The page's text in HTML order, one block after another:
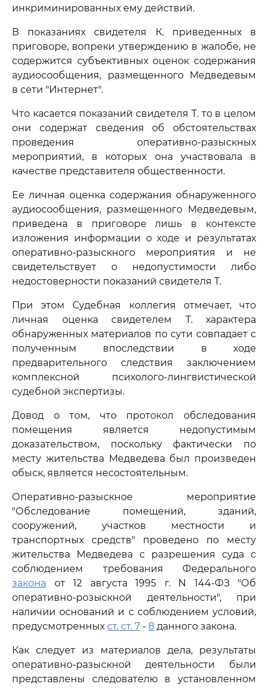
инкриминированных ему действий.
В показаниях свидетеля К. приведенных в
приговоре, вопреки утверждению в жалобе, не
содержится субъективных оценок содержания
аудиосообщения, размещенного Медведевым
в сети "Интернет".
Что касается показаний свидетеля Т. то в целом
они содержат сведения об обстоятельствах
проведения оперативно-разыскных
мероприятий, в которых она участвовала в
качестве представителя общественности.
Ее личная оценка содержания обнаруженного
аудиосообщения, размещенного Медведевым,
приведена в приговоре лишь в контексте
изложения информации о ходе и результатах
оперативно-разыскного мероприятия и не
свидетельствует о недопустимости либо
недостоверности показаний свидетеля Т.
При этом Судебная коллегия отмечает, что
личная оценка свидетелем Т. характера
обнаруженных материалов по сути совпадает с
полученным впоследствии в ходе
предварительного следствия заключением
комплексной психолого-лингвистической
судебной экспертизы.
Довод о том, что протокол обследования
помещения является недопустимым
доказательством, поскольку фактически по
месту жительства Медведева был произведен
обыск, является несостоятельным.
Оперативно-разыскное мероприятие
"Обследование помещений, зданий,
сооружений, участков местности и
транспортных средств" проведено по месту
жительства Медведева с разрешения суда с
соблюдением требования Федерального
закона от 12 августа 1995 г. N 144-ФЗ "Об
оперативно-розыскной деятельности", при
наличии оснований и с соблюдением условий,
предусмотренных ст. ст. 7 - 8 данного закона.
Как следует из материалов дела, результаты
оперативно-разыскной деятельности были
представлены следователю в установленном